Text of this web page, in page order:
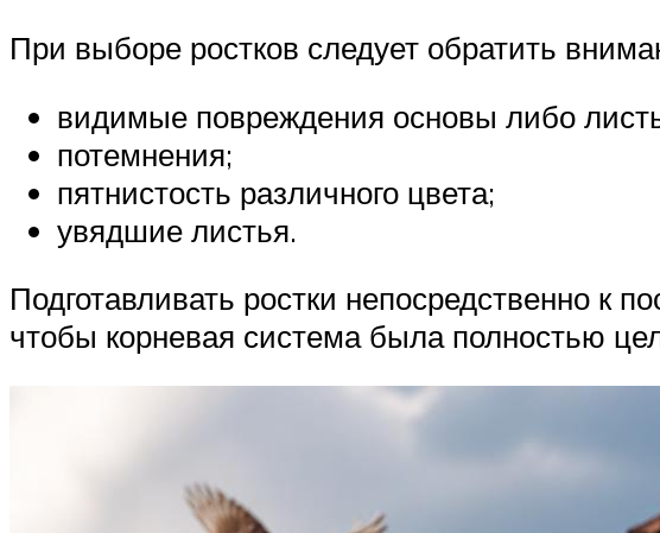
При выборе ростков следует обратить
видимые повреждения основы либо
потемнения;
пятнистость различного цвета;
увядшие листья.
Подготавливать ростки непосредственно к
чтобы корневая система была полностью